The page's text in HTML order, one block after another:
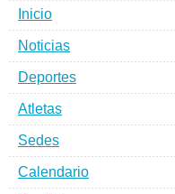
Inicio
Noticias
Deportes
Atletas
Sedes
Calendario